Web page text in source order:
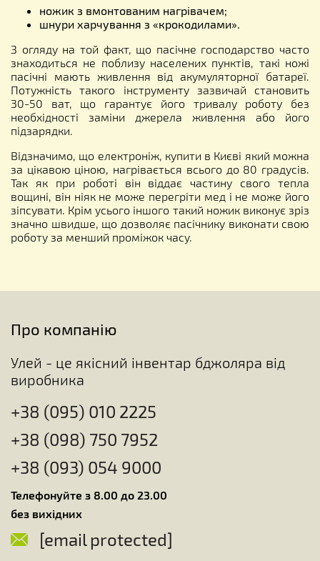
ножик з вмонтованим нагрівачем;
шнури харчування з «крокодилами».
З огляду на той факт, що пасічне господарство часто
знаходиться не поблизу населених пунктів, такі ножі
пасічні мають живлення від акумуляторної батареї.
Потужність такого інструменту зазвичай становить
30-50 ват, що гарантує його тривалу роботу без
необхідності заміни джерела живлення або його
підзарядки.
Відзначимо, що електроніж, купити в Києві який можна
за цікавою ціною, нагрівається всього до 80 градусів.
Так як при роботі він віддає частину свого тепла
вощині, він ніяк не може перегріти мед і не може його
зіпсувати. Крім усього іншого такий ножик виконує зріз
значно швидше, що дозволяє пасічнику виконати свою
роботу за менший проміжок часу.
Про компанію
Улей - це якісний інвентар бджоляра від
виробника
+38 (095) 010 2225
+38 (098) 750 7952
+38 (093) 054 9000
Телефонуйте з 8.00 до 23.00
без вихідних
[email protected]